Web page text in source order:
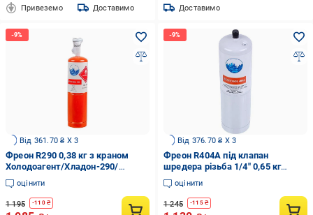
Привеземо Доставимо Доставимо
Від 361.70 ₴ X 3
Фреон R290 0,38 кг з краном
Холодоагент/Хладон-290/
ДФУ-290/HFC-290 (00000043289)
оцінити
1 195 -110₴
Від 376.70 ₴ X 3
Фреон R404A під клапан
шредера різьба 1/4" 0,65 кг
Bestcool (00000043295)
оцінити
1 245 -115₴